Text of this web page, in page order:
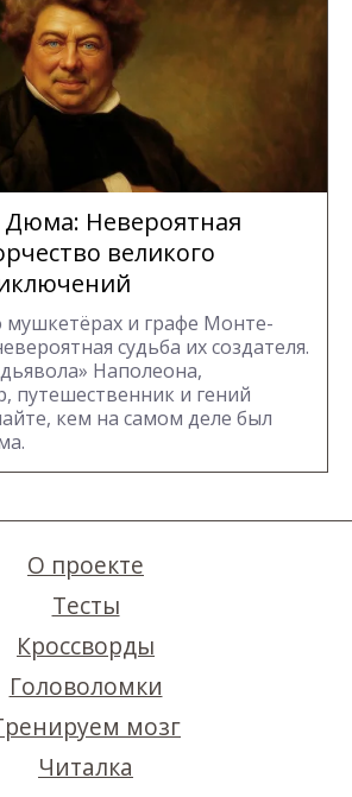
Дюма: Невероятная
великого
и графе Монте-
судьба их создателя.
Наполеона,
путешественник и гений
кем на самом деле был
О проекте
Тесты
Кроссворды
Головоломки
мозг
Читалка